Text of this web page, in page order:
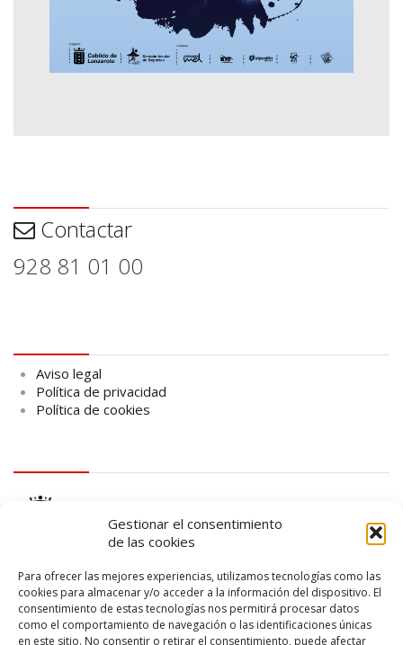
Gestionar el consentimiento
de las cookies
Para ofrecer las mejores experiencias, utilizamos tecnologías como las
cookies para almacenar y/o acceder a la información del dispositivo. El
consentimiento de estas tecnologías nos permitirá procesar datos
como el comportamiento de navegación o las identificaciones únicas
en este sitio. No consentir o retirar el consentimiento, puede afectar
Contactar
928 81 01 00
Aviso legal
Política de privacidad
Política de cookies
logo SID